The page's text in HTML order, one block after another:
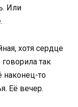
Или
хотя сердце
так
наконец-то
Её вечер.